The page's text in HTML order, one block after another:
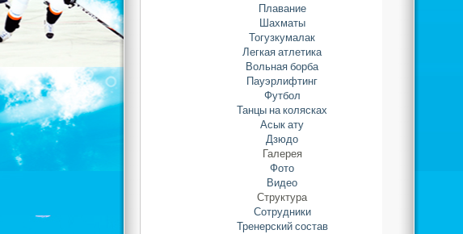
Плавание
Шахматы
Тогузкумалак
Легкая атлетика
Вольная борба
Пауэрлифтинг
Футбол
Танцы на колясках
Асык ату
Дзюдо
Галерея
Фото
Видео
Структура
Сотрудники
Тренерский состав